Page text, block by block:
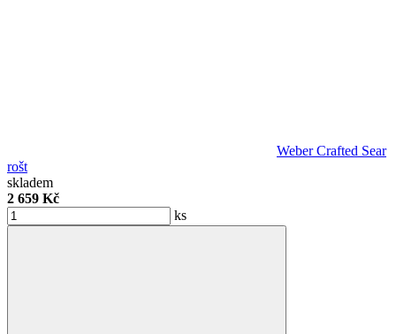
Weber Crafted Sear
rošt
skladem
2 659 Kč
ks